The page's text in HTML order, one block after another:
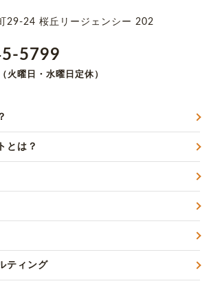
29-24 桜丘リージェンシー 202
5799
曜日・水曜日定休）
とは？
ティング